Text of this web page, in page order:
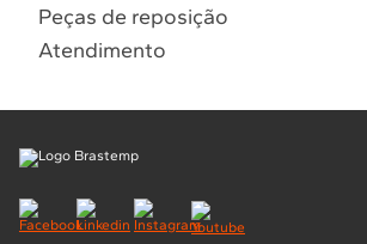
Peças de reposição
Atendimento